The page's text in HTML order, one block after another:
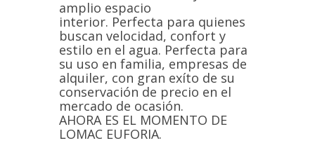
amplio espacio
interior. Perfecta para quienes
buscan velocidad, confort y
estilo en el agua. Perfecta para
su uso en familia, empresas de
alquiler, con gran exíto de su
conservación de precio en el
mercado de ocasión.
AHORA ES EL MOMENTO DE
LOMAC EUFORIA.